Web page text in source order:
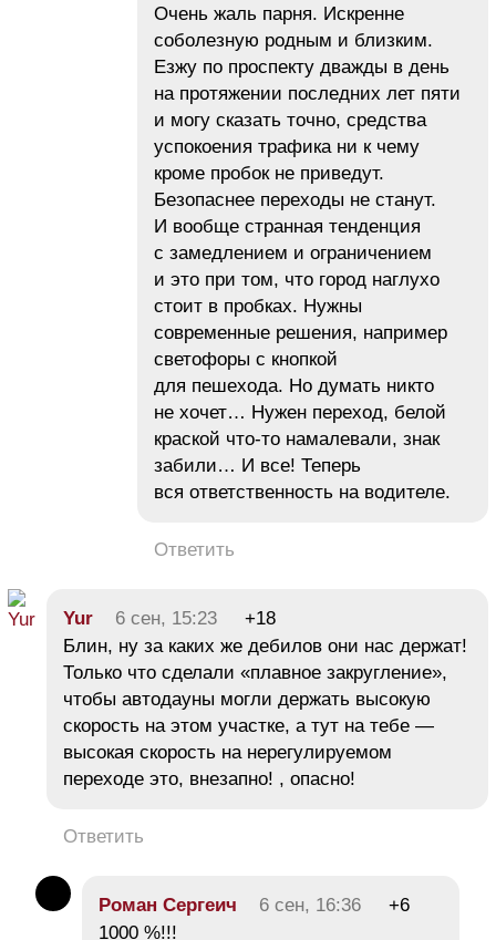
Очень жаль парня. Искренне
соболезную родным и близким.
Езжу по проспекту дважды в день
на протяжении последних лет пяти
и могу сказать точно, средства
успокоения трафика ни к чему
кроме пробок не приведут.
Безопаснее переходы не станут.
И вообще странная тенденция
с замедлением и ограничением
и это при том, что город наглухо
стоит в пробках. Нужны
современные решения, например
светофоры с кнопкой
для пешехода. Но думать никто
не хочет… Нужен переход, белой
краской что-то намалевали, знак
забили… И все! Теперь
вся ответственность на водителе.
Ответить
Yur 6 сен, 15:23
+18
Блин, ну за каких же дебилов они нас держат!
Только что сделали «плавное закругление»,
чтобы автодауны могли держать высокую
скорость на этом участке, а тут на тебе —
высокая скорость на нерегулируемом
переходе это, внезапно! , опасно!
Ответить
Роман Сергеич 6 сен, 16:36
+6
1000 %!!!